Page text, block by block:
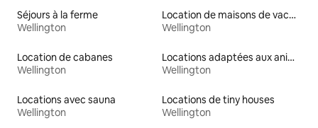
Séjours à la ferme
Wellington
Location de maisons de vacances
Wellington
Location de cabanes
Wellington
Locations adaptées aux animaux
Wellington
Locations avec sauna
Wellington
Locations de tiny houses
Wellington